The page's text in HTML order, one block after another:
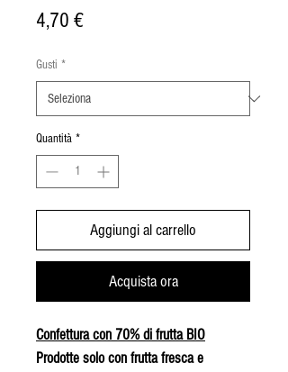
4,70 €Prezzo
Gusti *
Quantità *
Aggiungi al carrello
Acquista ora
Confettura con 70% di frutta BIO
Prodotte solo con frutta fresca e